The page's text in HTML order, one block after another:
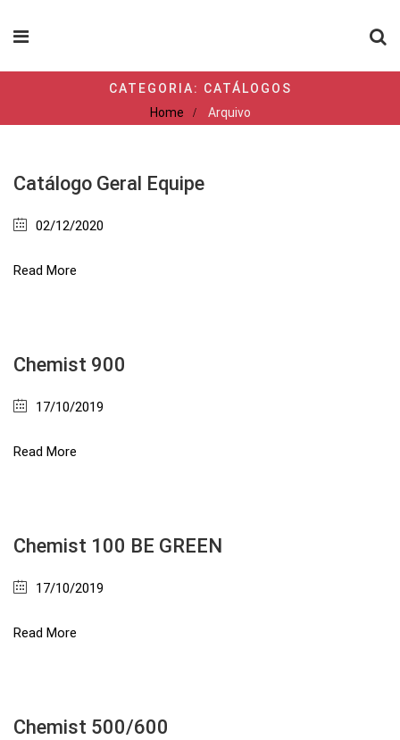
CATEGORIA: CATÁLOGOS
Home
Arquivo
Catálogo Geral Equipe
02/12/2020
Read More
Chemist 900
17/10/2019
Read More
Chemist 100 BE GREEN
17/10/2019
Read More
Chemist 500/600